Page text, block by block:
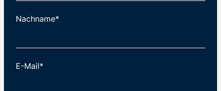
Nachname*
E-Mail*